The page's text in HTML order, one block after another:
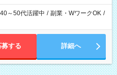
40～50代活躍中 / 副業・WワークOK /
募する 詳細へ